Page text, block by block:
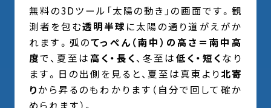
無料の3Dツール「太陽の動き」の画面です。観
測者を包む透明半球 に太陽の通り道がえがか
れます。弧のてっぺん（南中）の高さ＝南中高
度で、夏至は 高く・長く、冬至は低く・短くなり
ます。日の出側を見ると、夏至は真東より北寄
りから昇るのもわかります（自分で回して確か
められます）。